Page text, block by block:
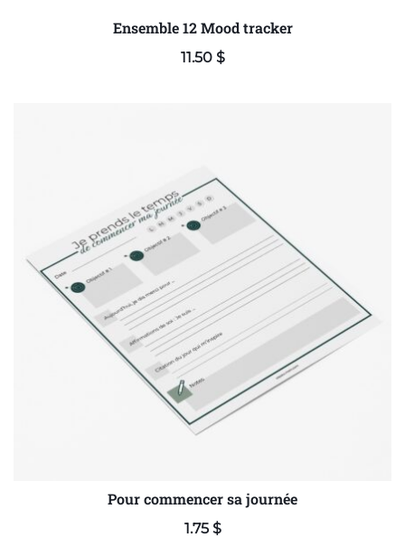
Ensemble 12 Mood tracker
11.50 $
Pour commencer sa journée
1.75 $